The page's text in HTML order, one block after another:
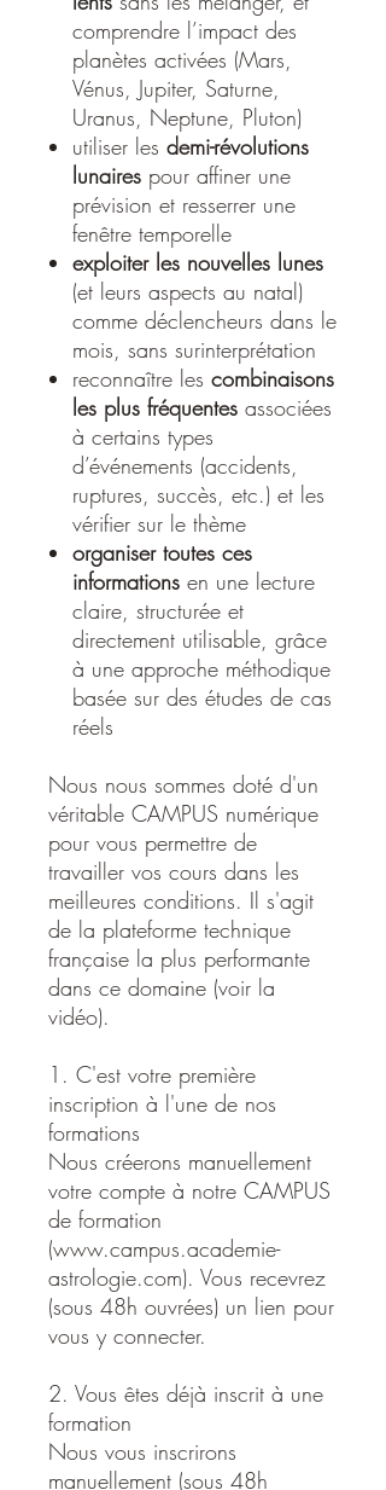
comprendre l’impact des
planètes activées (Mars,
Vénus, Jupiter, Saturne,
Uranus, Neptune, Pluton)
utiliser les demi-révolutions
lunaires pour affiner une
prévision et resserrer une
fenêtre temporelle
exploiter les nouvelles lunes
(et leurs aspects au natal)
comme déclencheurs dans le
mois, sans surinterprétation
reconnaître les combinaisons
les plus fréquentes associées
à certains types
d’événements (accidents,
ruptures, succès, etc.) et les
vérifier sur le thème
organiser toutes ces
informations en une lecture
claire, structurée et
directement utilisable, grâce
à une approche méthodique
basée sur des études de cas
réels
Nous nous sommes doté d'un
véritable CAMPUS numérique
pour vous permettre de
travailler vos cours dans les
meilleures conditions. Il s'agit
de la plateforme technique
française la plus performante
dans ce domaine (voir la
vidéo).
1. C'est votre première
inscription à l'une de nos
formations
Nous créerons manuellement
votre compte à notre CAMPUS
de formation
(www.campus.academie-
astrologie.com). Vous recevrez
(sous 48h ouvrées) un lien pour
vous y connecter.
2. Vous êtes déjà inscrit à une
formation
Nous vous inscrirons
manuellement (sous 48h